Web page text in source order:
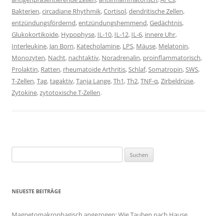
Bakterien,circadiane Rhythmik,Cortisol,dendritische Zellen,
entzündungsfördernd,entzündungshemmend,Gedächtnis,
Glukokortikoide, Hypophyse, IL-10, IL-12, IL-6, innere Uhr,
Interleukine, Jan Born, Katecholamine, LPS, Mäuse, Melatonin,
Monozyten, Nacht, nachtaktiv, Noradrenalin, proinflammatorisch,
Prolaktin, Ratten, rheumatoide Arthritis,Schlaf,Somatropin,SWS,
T-Zellen,Tag,tagaktiv,Tanja Lange,Th1,Th2,TNF-α,Zirbeldrüse,
Zytokine,zytotoxische T-Zellen.
nach:
NEUESTE BEITRÄGE